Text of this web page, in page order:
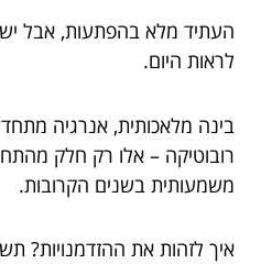
העתיד מלא בהפתעות, אבל
לראות היום.
בינה מלאכותית, אנרגיה
רובוטיקה – אלו רק חלק
משמעותית בשנים הקרובות.
איך לזהות את ההזדמנויות?